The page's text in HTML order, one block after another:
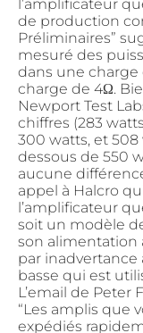
l’amplificateur
de production
Préliminaires”
mesuré des
dans une charge
charge de 4Ω.
Newport Test
chiffres (283
300 watts, et 508
dessous de 550
aucune
appel à Halcro
l’amplificateur
soit un modèle
son alimentation
par inadvertance
basse qui est
L’email de Peter
“Les amplis que
expédiés